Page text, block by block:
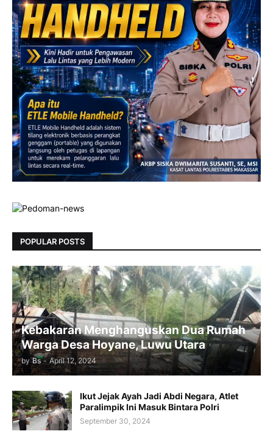
POPULAR POSTS
Kebakaran Menghanguskan Dua Rumah
Warga Desa Hoyane, Luwu Utara
by Bs - April 12, 2024
Ikut Jejak Ayah Jadi Abdi Negara, Atlet
Paralimpik Ini Masuk Bintara Polri
September 30, 2024